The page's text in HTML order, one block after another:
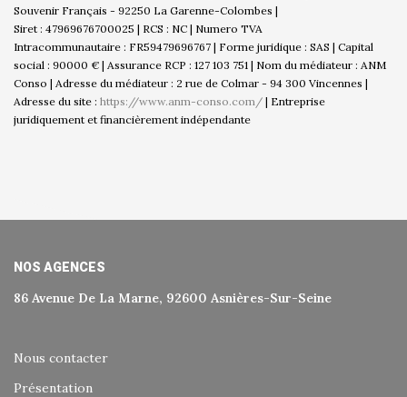
Souvenir Français - 92250 La Garenne-Colombes |
Siret : 47969676700025 | RCS : NC | Numero TVA
Intracommunautaire : FR59479696767 | Forme juridique : SAS | Capital
social : 90000 € | Assurance RCP : 127 103 751 | Nom du médiateur : ANM
Conso | Adresse du médiateur : 2 rue de Colmar - 94 300 Vincennes |
Adresse du site : https://www.anm-conso.com/ | Entreprise
juridiquement et financièrement indépendante
NOS AGENCES
86 Avenue De La Marne, 92600 Asnières-Sur-Seine
Nous contacter
Présentation